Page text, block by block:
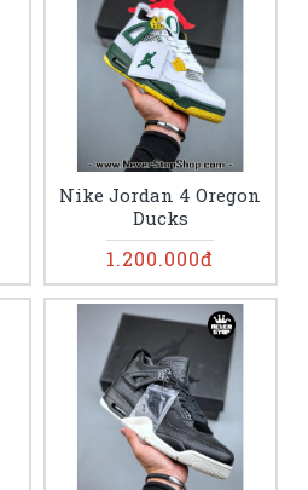
Nike Jordan 4 Oregon
Ducks
1.200.000đ